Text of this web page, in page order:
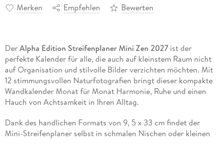
Merken Empfehlen Bewerten
DerAlpha Edition Streifenplaner Mini Zen 2027ist der
perfekte Kalender für alle, die auch auf kleinstem Raum nicht
auf Organisation und stilvolle Bilder verzichten möchten. Mit
12 stimmungsvollen Naturfotografien bringt dieser kompakte
Wandkalender Monat für Monat Harmonie, Ruhe und einen
Hauch von Achtsamkeit in Ihren Alltag.
Dank des handlichen Formats von 9, 5 x 33 cm findet der
Mini-Streifenplaner selbst in schmalen Nischen oder kleinen